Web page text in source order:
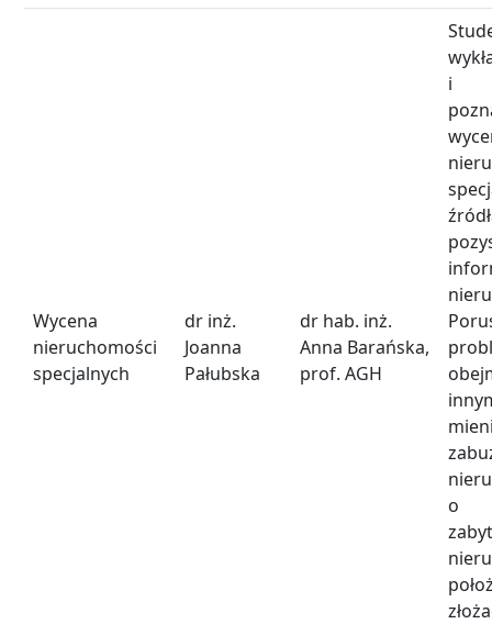
Wycena
nieruchomości
specjalnych
dr inż.
Joanna
Pałubska
dr hab. inż.
Anna Barańska,
prof. AGH
i
o